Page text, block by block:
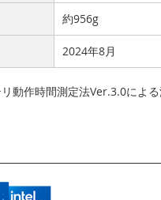
約956g
2024年8月
リ動作時間測定法Ver.3.0によ